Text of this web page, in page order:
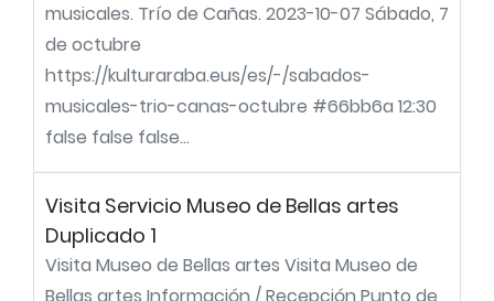
musicales. Trío de Cañas. 2023-10-07 Sábado, 7
de octubre
https://kulturaraba.eus/es/-/sabados-
musicales-trio-canas-octubre #66bb6a 12:30
false false false...
Visita Servicio Museo de Bellas artes
Duplicado 1
Visita Museo de Bellas artes Visita Museo de